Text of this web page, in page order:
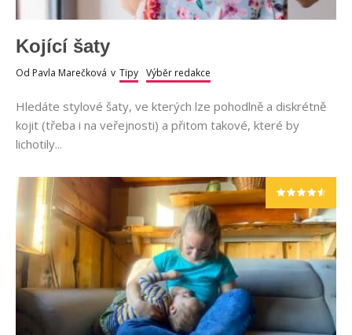
Kojící šaty
Od Pavla Marečková v Tipy Výběr redakce
Hledáte stylové šaty, ve kterých lze pohodlně a diskrétně
kojit (třeba i na veřejnosti) a přitom takové, které by
lichotily...